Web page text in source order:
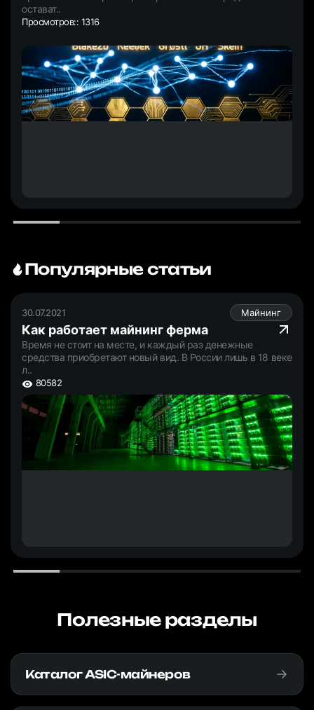
остават..
Просмотров:: 1316
Популярные статьи
30.07.2021 Майнинг
Как работает майнинг ферма
Время не стоит на месте, и каждый раз денежные
средства приобретают новый вид. В России лишь в 18 веке
л..
80582
Полезные разделы
Каталог ASIC-майнеров